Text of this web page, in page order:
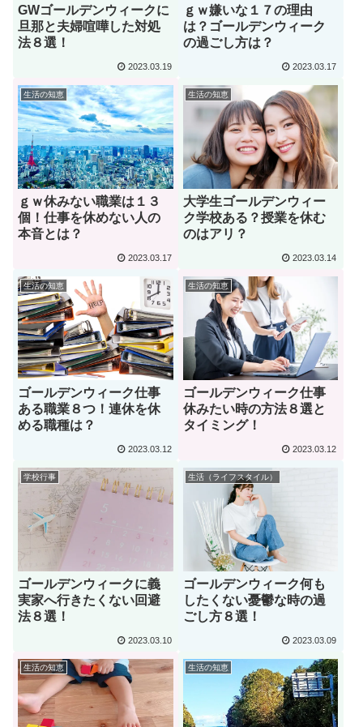
GWゴールデンウィークに
旦那と夫婦喧嘩した対処
法８選！
2023.03.19
ｇｗ嫌いな１７の理由
は？ゴールデンウィーク
の過ごし方は？
2023.03.17
生活の知恵
ｇｗ休みない職業は１３
個！仕事を休めない人の
本音とは？
2023.03.17
生活の知恵
大学生ゴールデンウィー
ク学校ある？授業を休む
のはアリ？
2023.03.14
生活の知恵
ゴールデンウィーク仕事
ある職業８つ！連休を休
める職種は？
2023.03.12
生活の知恵
ゴールデンウィーク仕事
休みたい時の方法８選と
タイミング！
2023.03.12
学校行事
ゴールデンウィークに義
実家へ行きたくない回避
法８選！
2023.03.10
生活（ライフスタイル）
ゴールデンウィーク何も
したくない憂鬱な時の過
ごし方８選！
2023.03.09
生活の知恵 生活の知恵